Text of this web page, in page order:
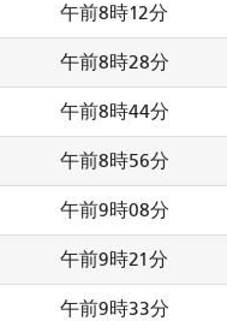
午前8時12分
午前8時28分
午前8時44分
午前8時56分
午前9時08分
午前9時21分
午前9時33分